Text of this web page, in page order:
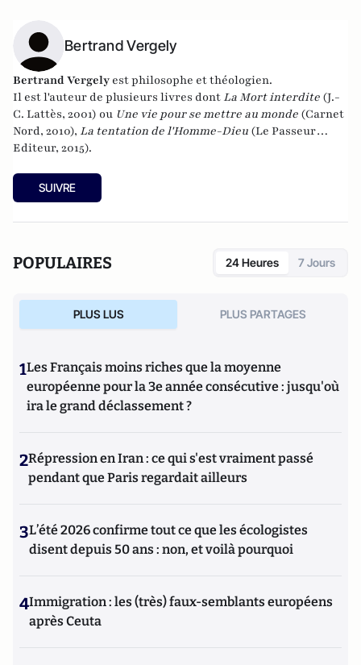
Bertrand Vergely
Bertrand Vergely est philosophe et théologien.
Il est l'auteur de plusieurs livres dont La Mort interdite (J.-
C. Lattès, 2001) ou Une vie pour se mettre au monde (Carnet
Nord, 2010), La tentation de l'Homme-Dieu (Le Passeur
Editeur, 2015).
SUIVRE
POPULAIRES 24 Heures 7 Jours
PLUS LUS PLUS PARTAGES
1Les Français moins riches que la moyenne
européenne pour la 3e année consécutive : jusqu'où
ira le grand déclassement ?
2Répression en Iran : ce qui s'est vraiment passé
pendant que Paris regardait ailleurs
3L’été 2026 confirme tout ce que les écologistes
disent depuis 50 ans : non, et voilà pourquoi
4Immigration : les (très) faux-semblants européens
après Ceuta